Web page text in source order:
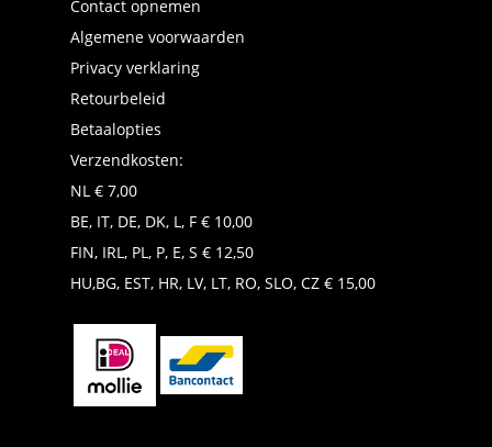
Contact opnemen
Algemene voorwaarden
Privacy verklaring
Retourbeleid
Betaalopties
Verzendkosten:
NL € 7,00
BE, IT, DE, DK, L, F € 10,00
FIN, IRL, PL, P, E, S € 12,50
HU,BG, EST, HR, LV, LT, RO, SLO, CZ € 15,00